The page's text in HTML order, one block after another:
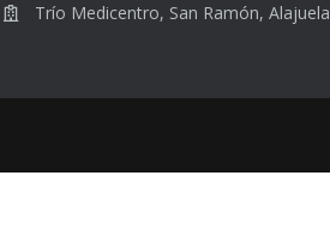
Trío Medicentro, San Ramón, Alajuela